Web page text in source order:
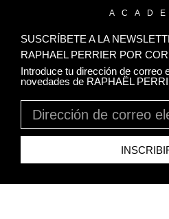
SUSCRÍBETE A LA
RAPHAEL PERRIER POR
Introduce tu dirección de correo
novedades de RAPHAËL